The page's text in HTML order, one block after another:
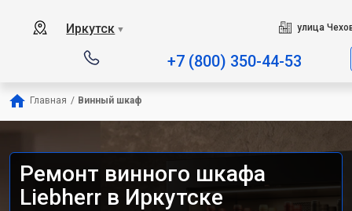
Иркутск ▼ улица
+7 (800) 350-44-53
Главная / Винный шкаф
Ремонт винного шкафа
Liebherr в Иркутске